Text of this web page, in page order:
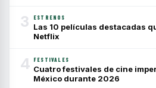
3 ESTRENOS
Las 10 películas destacadas
Netflix
4 FESTIVALES
Cuatro festivales de cine
México durante 2026